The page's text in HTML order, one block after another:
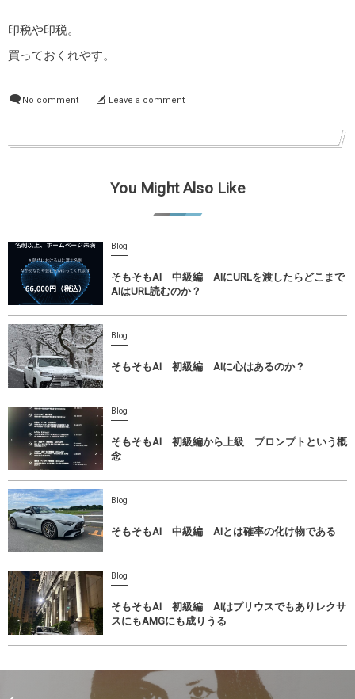
印税や印税。
買っておくれやす。
No comment Leave a comment
You Might Also Like
Blog
そもそもAI 中級編 AIにURLを渡したらどこまで
AIはURL読むのか？
Blog
そもそもAI 初級編 AIに心はあるのか？
Blog
そもそもAI 初級編から上級 プロンプトという概
念
Blog
そもそもAI 中級編 AIとは確率の化け物である
Blog
そもそもAI 初級編 AIはプリウスでもありレクサ
スにもAMGにも成りうる